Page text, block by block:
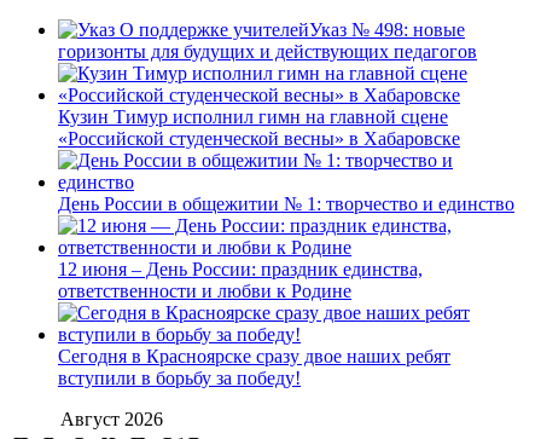
Указ № 498: новые
горизонты для будущих и действующих педагогов
Кузин Тимур исполнил гимн на главной сцене
«Российской студенческой весны» в Хабаровске
День России в общежитии № 1: творчество и единство
12 июня – День России: праздник единства,
ответственности и любви к Родине
Сегодня в Красноярске сразу двое наших ребят
вступили в борьбу за победу!
Август 2026